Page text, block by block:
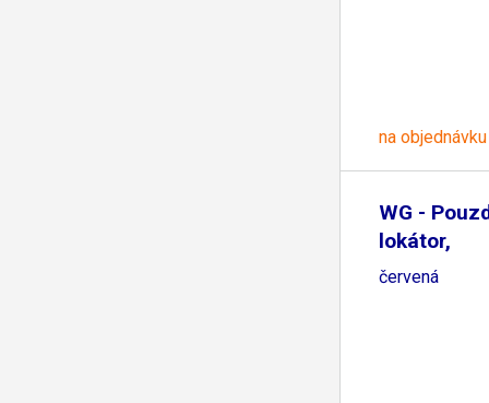
na objednávku
WG -
lokátor,
červená